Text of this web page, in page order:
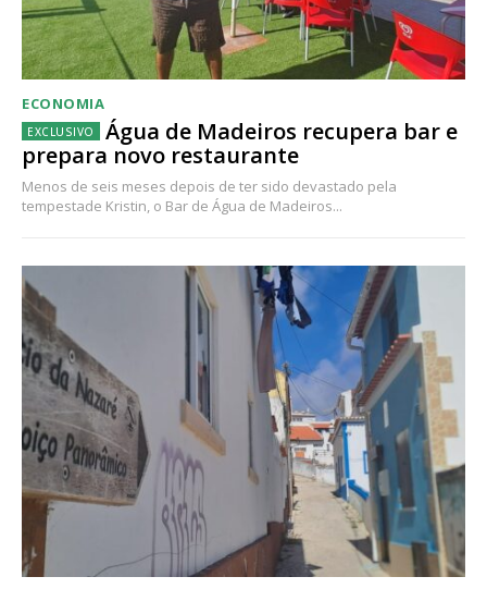
ECONOMIA
Água de Madeiros recupera bar e
prepara novo restaurante
Menos de seis meses depois de ter sido devastado pela
tempestade Kristin, o Bar de Água de Madeiros...